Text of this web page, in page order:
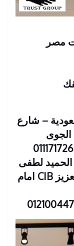
مصر
السعودية – شارع
الجوى
شارع عبد الحميد لطفى
– متفرع من البطل احمد عبد العزيز CIB امام